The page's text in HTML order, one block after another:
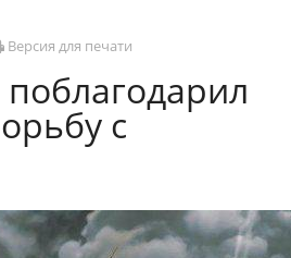
Версия для печати
с